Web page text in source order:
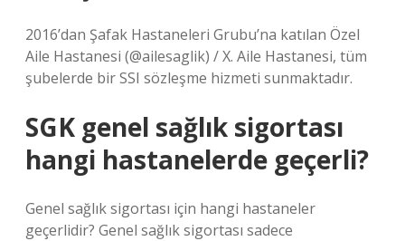
2016’dan Şafak Hastaneleri Grubu’na katılan Özel
Aile Hastanesi (@ailesaglik) / X. Aile Hastanesi, tüm
şubelerde bir SSI sözleşme hizmeti sunmaktadır.
SGK genel sağlık sigortası
hangi hastanelerde geçerli?
Genel sağlık sigortası için hangi hastaneler
geçerlidir? Genel sağlık sigortası sadece